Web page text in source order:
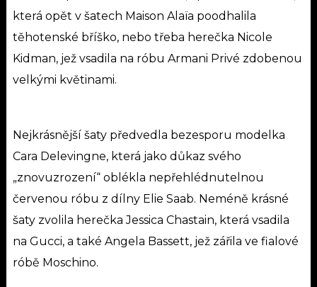
která opět v šatech Maison Alaïa poodhalila
těhotenské bříško, nebo třeba herečka Nicole
Kidman, jež vsadila na róbu Armani Privé zdobenou
velkými květinami.
Nejkrásnější šaty předvedla bezesporu modelka
Cara Delevingne, která jako důkaz svého
„znovuzrození“ oblékla nepřehlédnutelnou
červenou róbu z dílny Elie Saab. Neméně krásné
šaty zvolila herečka Jessica Chastain, která vsadila
na Gucci, a také Angela Bassett, jež zářila ve fialové
róbě Moschino.